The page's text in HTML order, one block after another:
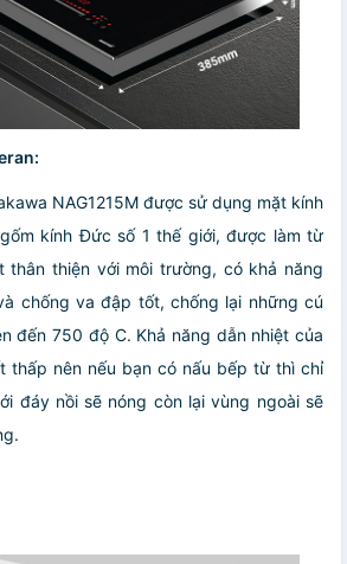
NAG1215M được sử dụng mặt kính
kính Đức số 1 thế giới, được làm từ
thân thiện với môi trường, có khả năng
chống va đập tốt, chống lại những cú
đến 750 độ C. Khả năng dẫn nhiệt của
thấp nên nếu bạn có nấu bếp từ thì chỉ
đáy nồi sẽ nóng còn lại vùng ngoài sẽ